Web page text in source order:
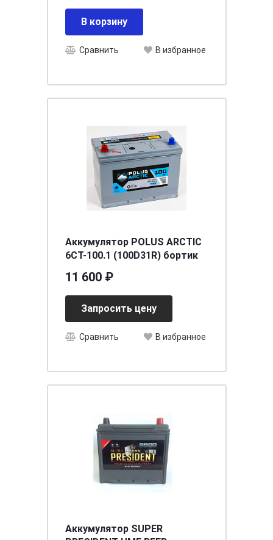
В корзину
Сравнить В избранное
Аккумулятор POLUS ARCTIC
6СТ-100.1 (100D31R) бортик
11 600 ₽
Запросить цену
Сравнить В избранное
Аккумулятор SUPER